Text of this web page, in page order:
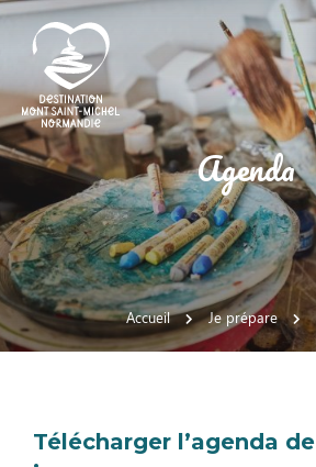
Destination
Mont
Saint-
Michel
Normandie
Agenda
Accueil Je prépare
Télécharger l’agenda